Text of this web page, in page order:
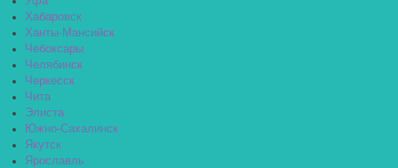
Хабаровск
Ханты-Мансийск
Чебоксары
Челябинск
Черкесск
Чита
Элиста
Южно-Сахалинск
Якутск
Ярославль